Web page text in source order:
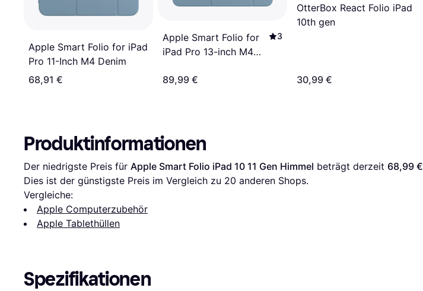
Apple Smart Folio for iPad
Pro 11-Inch M4 Denim
68,91 €
Apple Smart Folio for
iPad Pro 13-inch M4
3
89,99 €
OtterBox React Folio iPad
10th gen
30,99 €
Produktinformationen
Der niedrigste Preis für Apple Smart Folio iPad 10 11 Gen Himmel beträgt derzeit 68,99 €
Dies ist der günstigste Preis im Vergleich zu 20 anderen Shops.
Vergleiche:
Apple Computerzubehör
Apple Tablethüllen
Spezifikationen